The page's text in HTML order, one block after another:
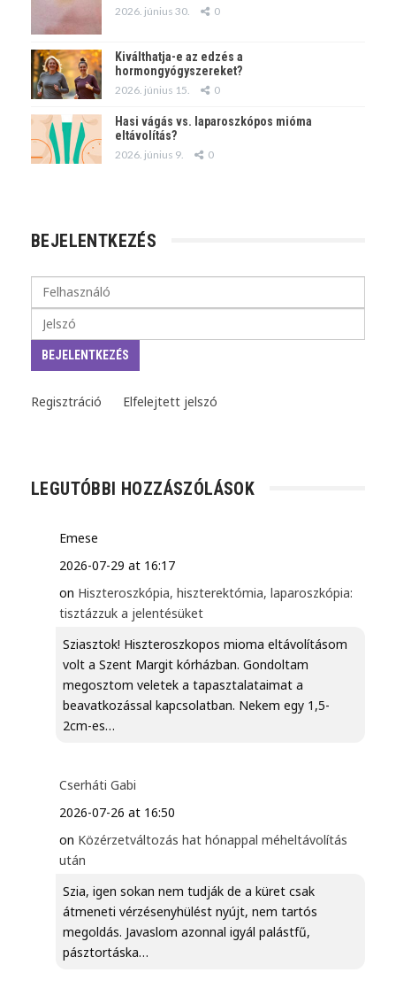
2026. június 30. 0
Kiválthatja-e az edzés a
hormongyógyszereket?
2026. június 15. 0
Hasi vágás vs. laparoszkópos mióma
eltávolítás?
2026. június 9. 0
BEJELENTKEZÉS
Regisztráció Elfelejtett jelszó
LEGUTÓBBI HOZZÁSZÓLÁSOK
Emese
2026-07-29 at 16:17
on Hiszteroszkópia, hiszterektómia, laparoszkópia:
tisztázzuk a jelentésüket
Sziasztok! Hiszteroszkopos mioma eltávolításom
volt a Szent Margit kórházban. Gondoltam
megosztom veletek a tapasztalataimat a
beavatkozással kapcsolatban. Nekem egy 1,5-
2cm-es…
Cserháti Gabi
2026-07-26 at 16:50
on Közérzetváltozás hat hónappal méheltávolítás
után
Szia, igen sokan nem tudják de a küret csak
átmeneti vérzésenyhülést nyújt, nem tartós
megoldás. Javaslom azonnal igyál palástfű,
pásztortáska…